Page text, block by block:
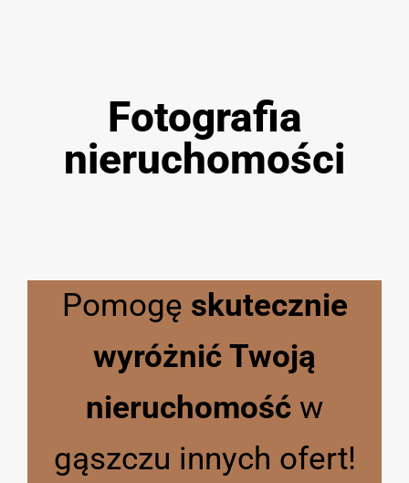
Fotografia
nieruchomości
Pomogę skutecznie
wyróżnić Twoją
nieruchomość w
gąszczu innych ofert!